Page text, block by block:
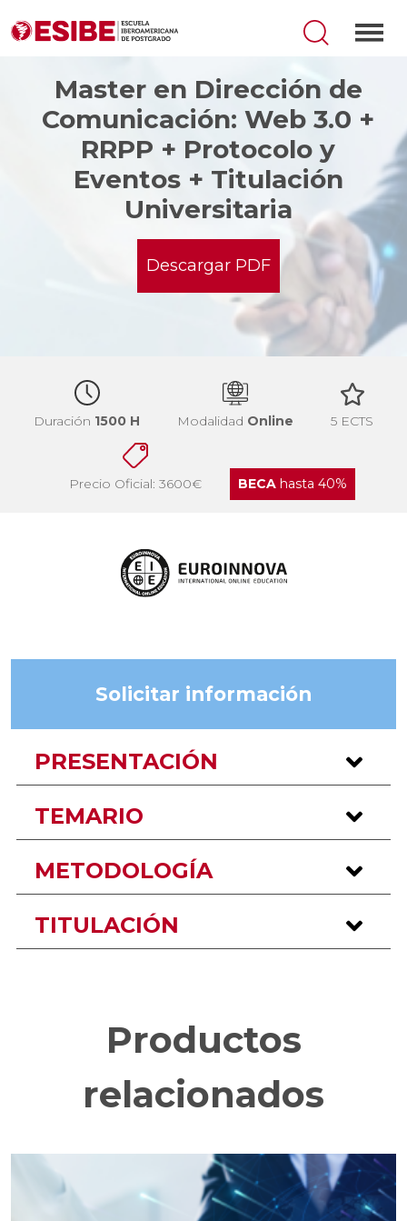
Master en Dirección de
Comunicación: Web 3.0 +
RRPP + Protocolo y
Eventos + Titulación
Universitaria
Descargar PDF
Duración 1500 H Modalidad Online 5 ECTS
Precio Oficial: 3600€ BECAhasta 40%
Solicitar información
PRESENTACIÓN
TEMARIO
METODOLOGÍA
TITULACIÓN
Productos
relacionados